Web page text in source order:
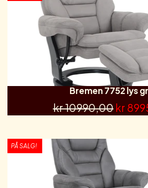
Bremen 7752 lys
kr 10990,00 kr
PÅ SALG!